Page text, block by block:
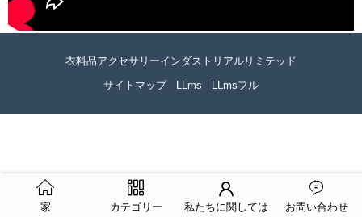
衣料品アクセサリーインダストリアルリミテッド
サイトマップ
LLms LLmsフル
家 カテゴリー 私たちに関しては お問い合わせ